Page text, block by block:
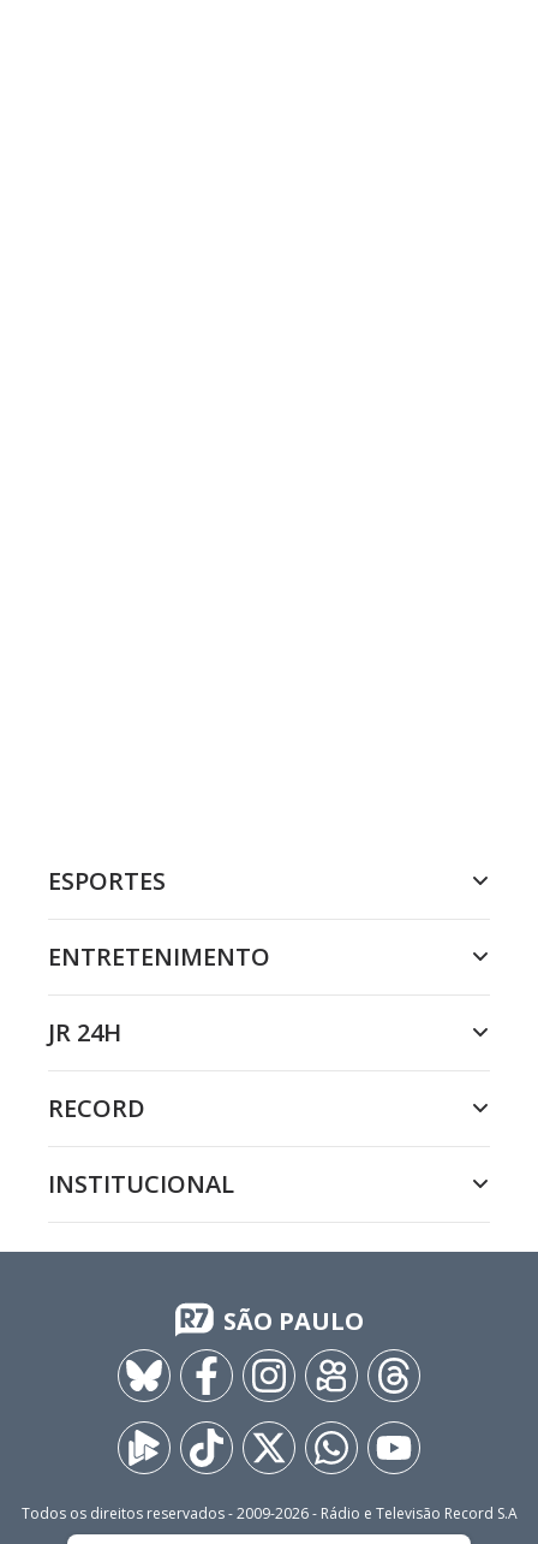
ESPORTES
ENTRETENIMENTO
JR 24H
RECORD
INSTITUCIONAL
SÃO PAULO
Todos os direitos reservados - 2009-2026- Rádio e Televisão Record S.A